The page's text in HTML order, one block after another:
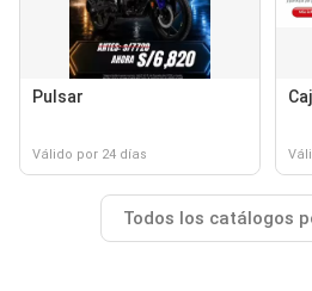
Pulsar
Válido por 24 días
Todos los catálogos